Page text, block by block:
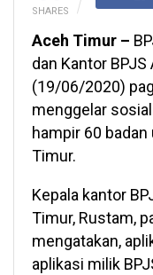
SHARES
Aceh Timur –
dan Kantor
(19/06/2020)
menggelar
hampir 60
Timur.
Kepala kantor
Timur, Rustam,
mengatakan,
aplikasi milik